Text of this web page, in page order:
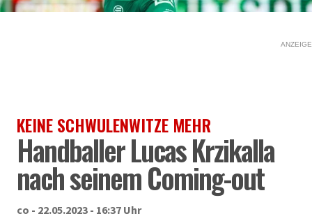
ANZEIGE
KEINE SCHWULENWITZE MEHR
Handballer Lucas Krzikalla
nach seinem Coming-out
co - 22.05.2023 - 16:37 Uhr